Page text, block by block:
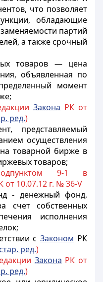
что позволяет
обладающие
партий
а также срочный
товаров — цена
объявленная по
момент
Закона РК от
ред.)
представляемый
осуществления
товарной бирже в
товаров;
9-1 в
от 10.07.12 г. № 36-V
- денежный фонд,
счет собственных
исполнения
сЗаконом РК
ред.)
Закона РК от
ред.)